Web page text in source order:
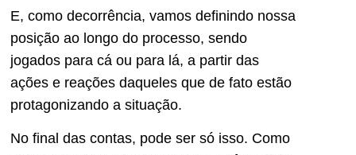
E, como decorrência, vamos definindo nossa
posição ao longo do processo, sendo
jogados para cá ou para lá, a partir das
ações e reações daqueles que de fato estão
protagonizando a situação.
No final das contas, pode ser só isso. Como